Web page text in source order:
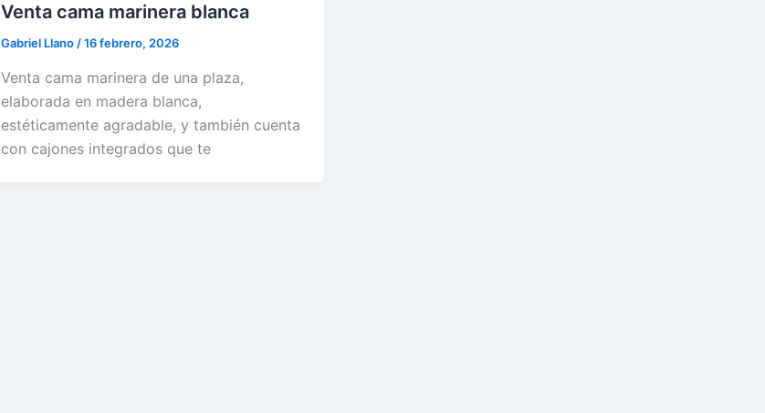
Venta cama marinera blanca
Gabriel Llano /16 febrero, 2026
Venta cama marinera de una plaza,
elaborada en madera blanca,
estéticamente agradable, y también cuenta
con cajones integrados que te